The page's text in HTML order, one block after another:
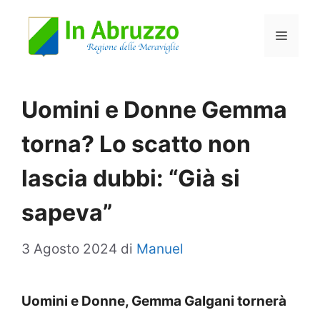
Menu
Uomini e Donne Gemma
torna? Lo scatto non
lascia dubbi: “Già si
sapeva”
3 Agosto 2024 di Manuel
Uomini e Donne, Gemma Galgani tornerà